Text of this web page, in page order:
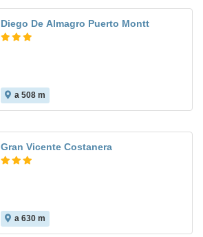
Diego De Almagro Puerto Montt
a 508 m
Gran Vicente Costanera
a 630 m